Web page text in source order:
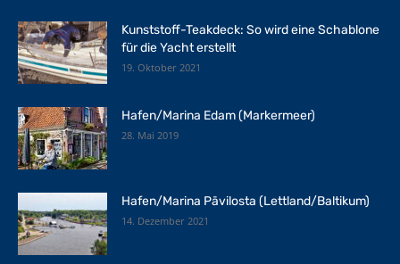
Kunststoff-Teakdeck: So wird eine Schablone
für die Yacht erstellt
19. Oktober 2021
Hafen/Marina Edam (Markermeer)
28. Mai 2019
Hafen/Marina Pāvilosta (Lettland/Baltikum)
14. Dezember 2021